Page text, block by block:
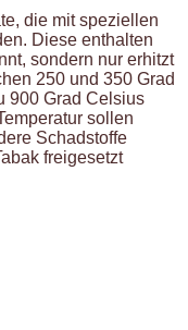
die mit speziellen
Diese enthalten
sondern nur erhitzt
250 und 350 Grad
900 Grad Celsius
sollen
Schadstoffe
freigesetzt